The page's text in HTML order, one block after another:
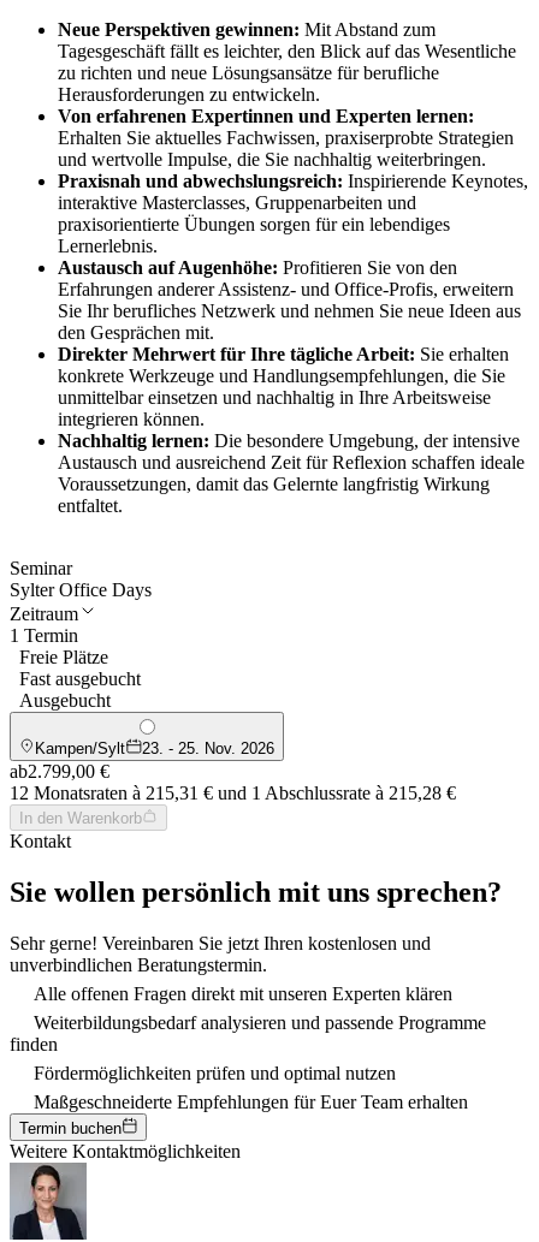
Neue Perspektiven gewinnen: Mit Abstand zum
Tagesgeschäft fällt es leichter, den Blick auf das Wesentliche
zu richten und neue Lösungsansätze für berufliche
Herausforderungen zu entwickeln.
Von erfahrenen Expertinnen und Experten lernen:
Erhalten Sie aktuelles Fachwissen, praxiserprobte Strategien
und wertvolle Impulse, die Sie nachhaltig weiterbringen.
Praxisnah und abwechslungsreich: Inspirierende Keynotes,
interaktive Masterclasses, Gruppenarbeiten und
praxisorientierte Übungen sorgen für ein lebendiges
Lernerlebnis.
Austausch auf Augenhöhe: Profitieren Sie von den
Erfahrungen anderer Assistenz- und Office-Profis, erweitern
Sie Ihr berufliches Netzwerk und nehmen Sie neue Ideen aus
den Gesprächen mit.
Direkter Mehrwert für Ihre tägliche Arbeit: Sie erhalten
konkrete Werkzeuge und Handlungsempfehlungen, die Sie
unmittelbar einsetzen und nachhaltig in Ihre Arbeitsweise
integrieren können.
Nachhaltig lernen: Die besondere Umgebung, der intensive
Austausch und ausreichend Zeit für Reflexion schaffen ideale
Voraussetzungen, damit das Gelernte langfristig Wirkung
entfaltet.
Seminar
Sylter Office Days
Zeitraum
1 Termin
Freie Plätze
Fast ausgebucht
Ausgebucht
Kampen/Sylt 23. - 25. Nov. 2026
ab2.799,00 €
12 Monatsraten à 215,31 € und 1 Abschlussrate à 215,28 €
In den Warenkorb
Kontakt
Sie wollen persönlich mit uns sprechen?
Sehr gerne! Vereinbaren Sie jetzt Ihren kostenlosen und
unverbindlichen Beratungstermin.
Alle offenen Fragen direkt mit unseren Experten klären
Weiterbildungsbedarf analysieren und passende Programme
finden
Fördermöglichkeiten prüfen und optimal nutzen
Maßgeschneiderte Empfehlungen für Euer Team erhalten
Termin buchen
Weitere Kontaktmöglichkeiten